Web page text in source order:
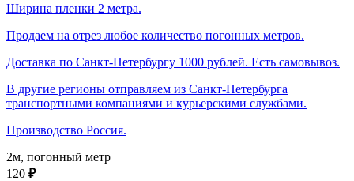
Ширина пленки 2 метра.
Продаем на отрез любое количество погонных метров.
Доставка по Санкт-Петербургу 1000 рублей. Есть самовывоз.
В другие регионы отправляем из Санкт-Петербурга
транспортными компаниями и курьерскими службами.
Производство Россия.
2м, погонный метр
120 ₽